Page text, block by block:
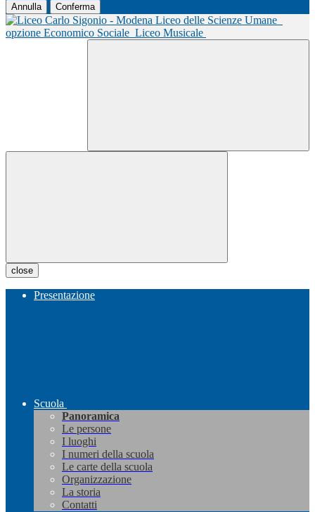
Annulla Conferma
Liceo delle Scienze Umane
opzione Economico Sociale Liceo Musicale
close
Presentazione
Scuola
Panoramica
Le persone
I luoghi
I numeri della scuola
Le carte della scuola
Organizzazione
La storia
Contatti